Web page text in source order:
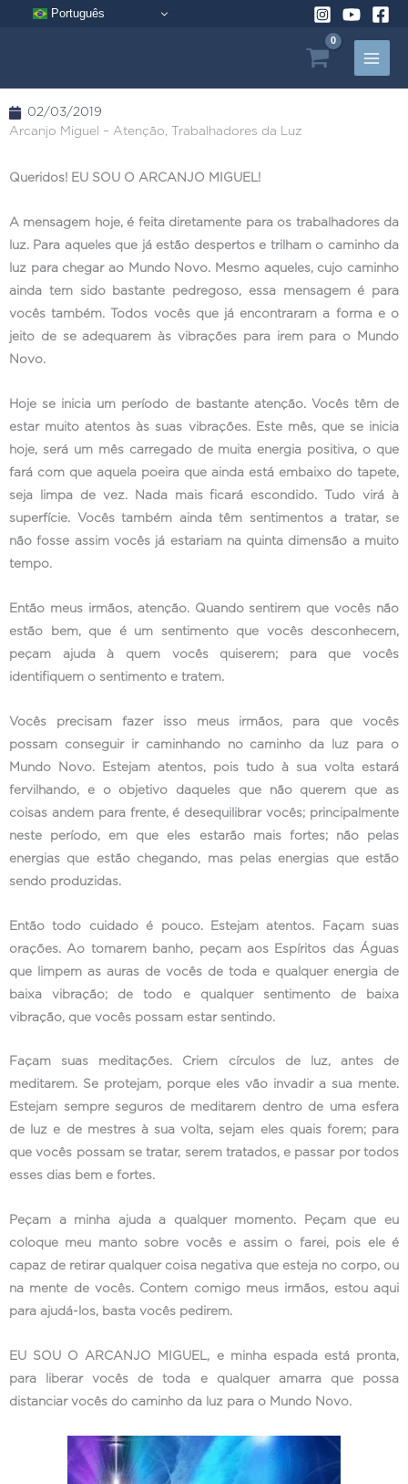
Português
02/03/2019
Arcanjo Miguel – Atenção, Trabalhadores da Luz
Queridos! EU SOU O ARCANJO MIGUEL!
A mensagem hoje, é feita diretamente para os trabalhadores da
luz. Para aqueles que já estão despertos e trilham o caminho da
luz para chegar ao Mundo Novo. Mesmo aqueles, cujo caminho
ainda tem sido bastante pedregoso, essa mensagem é para
vocês também. Todos vocês que já encontraram a forma e o
jeito de se adequarem às vibrações para irem para o Mundo
Novo.
Hoje se inicia um período de bastante atenção. Vocês têm de
estar muito atentos às suas vibrações. Este mês, que se inicia
hoje, será um mês carregado de muita energia positiva, o que
fará com que aquela poeira que ainda está embaixo do tapete,
seja limpa de vez. Nada mais ficará escondido. Tudo virá à
superfície. Vocês também ainda têm sentimentos a tratar, se
não fosse assim vocês já estariam na quinta dimensão a muito
tempo.
Então meus irmãos, atenção. Quando sentirem que vocês não
estão bem, que é um sentimento que vocês desconhecem,
peçam ajuda à quem vocês quiserem; para que vocês
identifiquem o sentimento e tratem.
Vocês precisam fazer isso meus irmãos, para que vocês
possam conseguir ir caminhando no caminho da luz para o
Mundo Novo. Estejam atentos, pois tudo à sua volta estará
fervilhando, e o objetivo daqueles que não querem que as
coisas andem para frente, é desequilibrar vocês; principalmente
neste período, em que eles estarão mais fortes; não pelas
energias que estão chegando, mas pelas energias que estão
sendo produzidas.
Então todo cuidado é pouco. Estejam atentos. Façam suas
orações. Ao tomarem banho, peçam aos Espíritos das Águas
que limpem as auras de vocês de toda e qualquer energia de
baixa vibração; de todo e qualquer sentimento de baixa
vibração, que vocês possam estar sentindo.
Façam suas meditações. Criem círculos de luz, antes de
meditarem. Se protejam, porque eles vão invadir a sua mente.
Estejam sempre seguros de meditarem dentro de uma esfera
de luz e de mestres à sua volta, sejam eles quais forem; para
que vocês possam se tratar, serem tratados, e passar por todos
esses dias bem e fortes.
Peçam a minha ajuda a qualquer momento. Peçam que eu
coloque meu manto sobre vocês e assim o farei, pois ele é
capaz de retirar qualquer coisa negativa que esteja no corpo, ou
na mente de vocês. Contem comigo meus irmãos, estou aqui
para ajudá-los, basta vocês pedirem.
EU SOU O ARCANJO MIGUEL, e minha espada está pronta,
para liberar vocês de toda e qualquer amarra que possa
distanciar vocês do caminho da luz para o Mundo Novo.